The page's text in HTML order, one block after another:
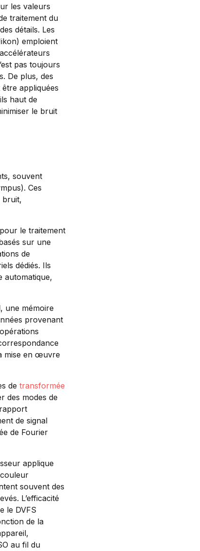
les valeurs
traitement du
détails. Les
emploient
pas toujours
De plus, des
appliquées
haut de
le bruit
souvent
Ces
bruit,
le traitement
sur une
de
dédiés. Ils
automatique,
une mémoire
provenant
mise en œuvre
de transformée
des modes de
de signal
de Fourier
applique
souvent des
L’efficacité
le DVFS
de la
au fil du